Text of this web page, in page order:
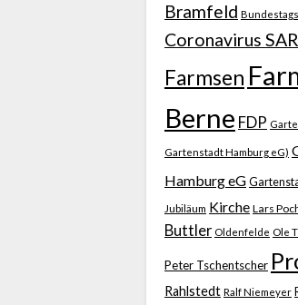
Bramfeld
Coronavirus
Farmsen
Berne FDP
Gartenstadt Hamburg eG)
Hamburg eG
Jubiläum Kirche Lars
Buttler Oldenfelde Ole
Peter Tschentscher
Rahlstedt Ralf Niemeyer